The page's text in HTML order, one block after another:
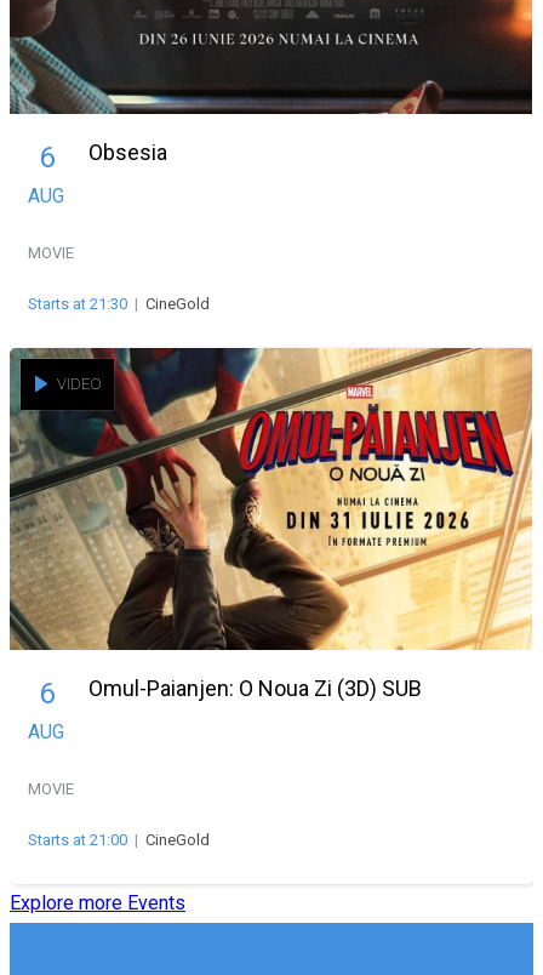
6
AUG
Obsesia
MOVIE
Starts at 21:30 | CineGold
VIDEO
6
AUG
Omul-Paianjen: O Noua Zi (3D) SUB
MOVIE
Starts at 21:00 | CineGold
Explore more Events